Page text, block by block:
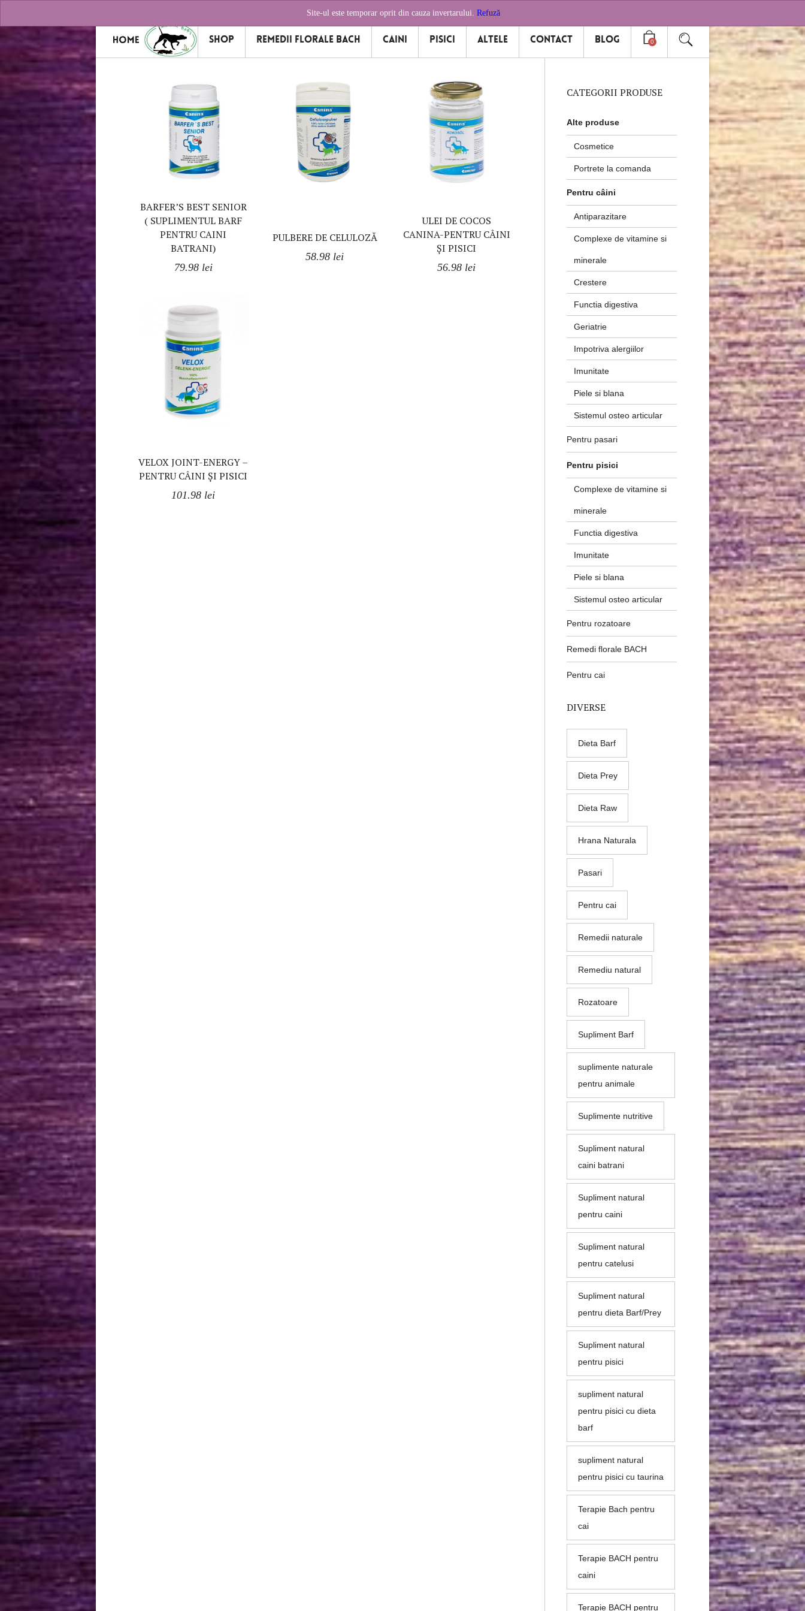
Shop Remedii florale Bach Caini Pisici Altele Contact Blog 0
Filter products /
BARFER’S BEST SENIOR
( SUPLIMENTUL BARF
PENTRU CAINI
BATRANI)
79.98 lei
PULBERE DE CELULOZĂ
58.98 lei
ULEI DE COCOS
CANINA-PENTRU CÂINI
ȘI PISICI
56.98 lei
VELOX JOINT-ENERGY –
PENTRU CÂINI ȘI PISICI
101.98 lei
CATEGORII PRODUSE
Alte produse
Cosmetice
Portrete la comanda
Pentru câini
Antiparazitare
Complexe de vitamine si
minerale
Crestere
Functia digestiva
Geriatrie
Impotriva alergiilor
Imunitate
Piele si blana
Sistemul osteo articular
Pentru pasari
Pentru pisici
Complexe de vitamine si
minerale
Functia digestiva
Imunitate
Piele si blana
Sistemul osteo articular
Pentru rozatoare
Remedi florale BACH
Pentru cai
DIVERSE
Dieta Barf
Dieta Prey
Dieta Raw
Hrana Naturala
Pasari
Pentru cai
Remedii naturale
Remediu natural
Rozatoare
Supliment Barf
suplimente naturale
pentru animale
Suplimente nutritive
Supliment natural
caini batrani
Supliment natural
pentru caini
Supliment natural
pentru catelusi
Supliment natural
pentru dieta Barf/Prey
Supliment natural
pentru pisici
supliment natural
pentru pisici cu dieta
barf
supliment natural
pentru pisici cu taurina
Terapie Bach pentru
cai
Terapie BACH pentru
caini
Terapie BACH pentru
Site-ul este temporar oprit din cauza invertarului. Refuză